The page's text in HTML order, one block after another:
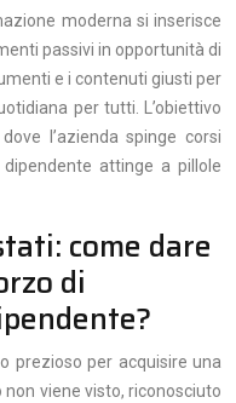
moderna si inserisce
passivi in opportunità di
e i contenuti giusti per
per tutti. L’obiettivo
l’azienda spinge corsi
attinge a pillole
come dare
di
prezioso per acquisire una
viene visto, riconosciuto